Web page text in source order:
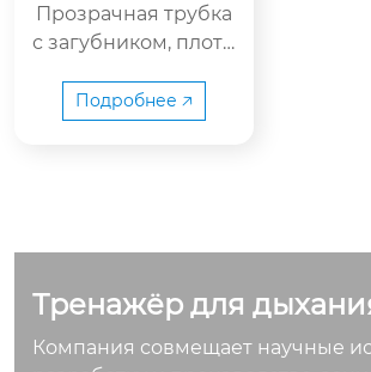
Прозрачная трубка
с загубником, плотн
олости рта, и 4 неза
висимые трениров
е высота подъема ш
ет разной силе дых
Подробнее 🡥
Тренажёр для
Компания совмещает научные